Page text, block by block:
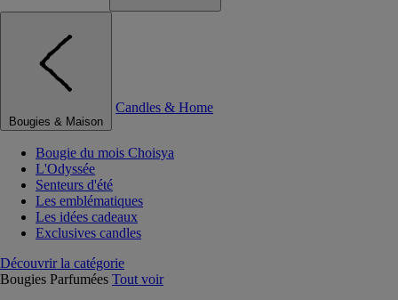
Bougies & Maison
Candles & Home
Bougie du mois Choisya
L'Odyssée
Senteurs d'été
Les emblématiques
Les idées cadeaux
Exclusives candles
Découvrir la catégorie
Bougies Parfumées Tout voir